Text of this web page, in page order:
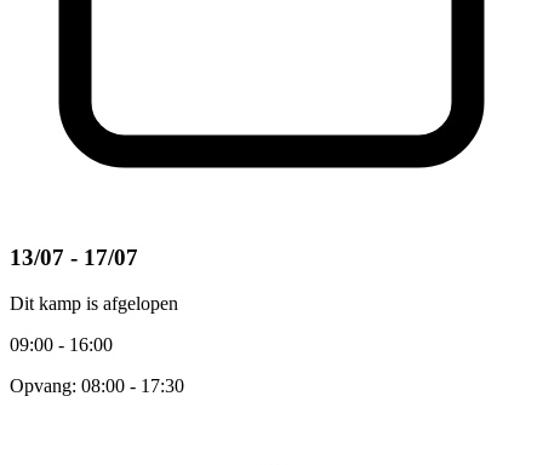
13/07 - 17/07
Dit kamp is afgelopen
09:00 - 16:00
Opvang: 08:00 - 17:30